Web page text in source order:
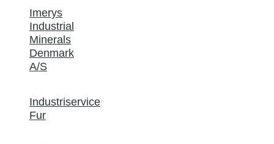
Imerys
Industrial
Minerals
Denmark
A/S
Industriservice
Fur